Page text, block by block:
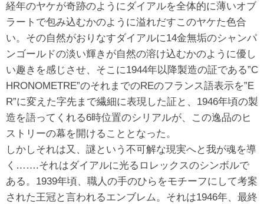
経年のヤケが奇跡のようにダイアルを全体的に薄いオブ
ラートで包み込むかのように溢れだすこのヤケた色合
い。その自然がおりなすダイアルに14金無垢のシャンパ
ンゴールドの淡い輝きが自然の溶け込むかのように優し
い趣きを感じさせ、そこに1944年以降製造の証である”C
HRONOMETRE”のそれまでのREのフランス語表示を”E
R”に変えた字先まで繊細に表現した証と、1946年頃の製
造を語ってくれる6時位置のシリアルが、この逸品のヒ
ストリーの幕を開けることとなった。
しかしそれは又、謎という不可解な現実へと我が魂を導
く…….それはダイアルに光るロレックスのシンボルで
ある。1939年頃、職人の手のひらをモチーフにして考案
された王冠と言われるエンブレム。それは1946年、最終